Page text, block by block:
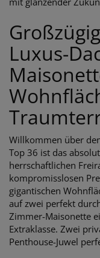
Luxus-
Willkommen über
Top 36 ist das
herrschaftlichen
kompromisslosen
gigantischen
auf zwei perfekt
Zimmer-Maisonette
Extraklasse. Zwei
Penthouse-Juwel